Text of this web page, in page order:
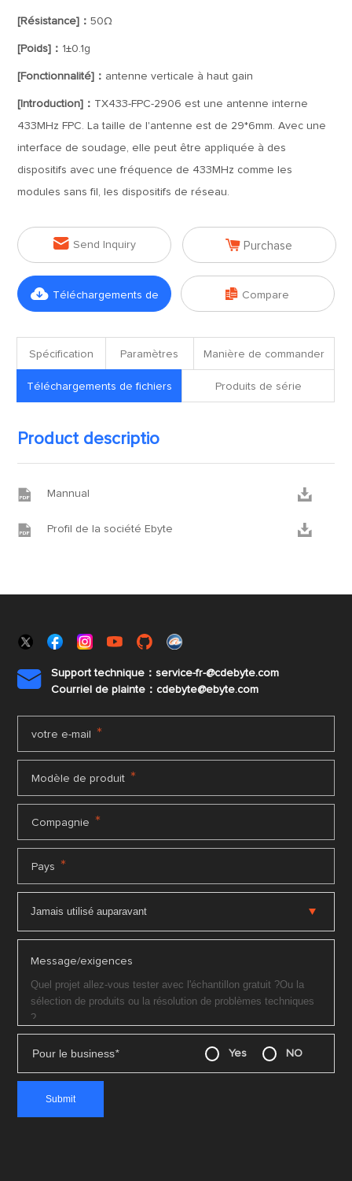
[Résistance]：50Ω
[Poids]： 1±0.1g
[Fonctionnalité]： antenne verticale à haut gain
[Introduction]： TX433-FPC-2906 est une antenne interne
433MHz FPC. La taille de l'antenne est de 29*6mm. Avec une
interface de soudage, elle peut être appliquée à des
dispositifs avec une fréquence de 433MHz comme les
modules sans fil, les dispositifs de réseau.
 Send Inquiry  Purchase
 Téléchargements de  Compare
Spécification Paramètres Manière de commander
Téléchargements de fichiers Produits de série
Product descriptio
 Mannual 
 Profil de la société Ebyte 

Support technique：service-fr-@cdebyte.com
Courriel de plainte：cdebyte@ebyte.com
votre e-mail *
Modèle de produit *
Compagnie *
Pays *
Message/exigences
Pour le business* Yes NO